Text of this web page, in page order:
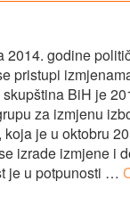
2014. godine
pristupi
BiH je
za izmjenu
je u oktobru
izrade izmjene i
je u potpunosti …